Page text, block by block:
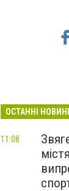
ОСТАННІ
11:08